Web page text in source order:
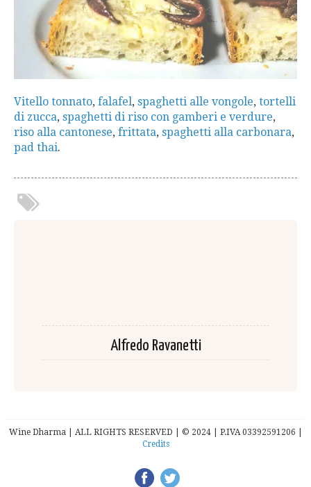
Vitello tonnato, falafel, spaghetti alle vongole, tortelli
di zucca, spaghetti di riso con gamberi e verdure,
riso alla cantonese, frittata, spaghetti alla carbonara,
pad thai.
Alfredo Ravanetti
Wine Dharma | ALL RIGHTS RESERVED | © 2024 | P.IVA 03392591206 |
Credits